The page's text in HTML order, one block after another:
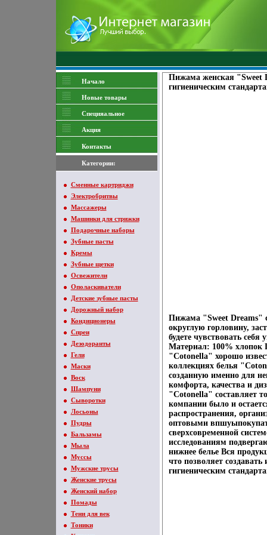
Начало
Новые товары
Специяальное
Акция
Контакты
Категории:
Сменные картриджи
Электробритвы
Массажеры
Машинки для стрижки
Подарочные наборы
Зубные пасты
Кремы
Зубные щетки
Освежители
Ополаскиватели
Детские зубные пасты
Дорожный набор
Кондиционеры
Спреи
Дезодоранты
Гели
Маски
Воск
Шампуни
Сыворотки
Лосьоны
Пудры
Бальзамы
Мыла
Муссы
Мужские трусы
Женские трусы
Женский набор
Помады
Тени для век
Тоники
Пижама женская "Sweet
гигиеническим
Пижама "Sweet Dreams"
округлую горловину,
будете чувствовать
Материал: 100% хлопок
"Cotonella" хорошо
коллекциях белья
созданную именно для
комфорта, качества и
"Cotonella" составляет
компании было и
распространения,
оптовыми
сверхсовременной
исследованиям
нижнее белье Вся
что позволяет
гигиеническим